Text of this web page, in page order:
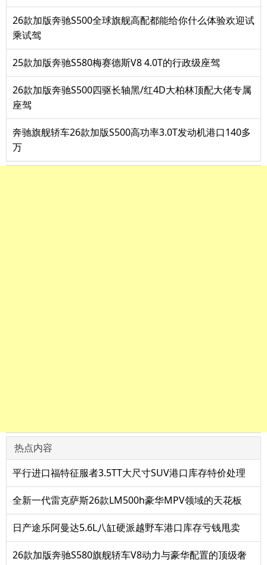
26款加版奔驰S500全球旗舰高配都能给你什么体验欢迎试
乘试驾
25款加版奔驰S580梅赛德斯V8 4.0T的行政级座驾
26款加版奔驰S500四驱长轴黑/红4D大柏林顶配大佬专属
座驾
奔驰旗舰轿车26款加版S500高功率3.0T发动机港口140多
万
热点内容
平行进口福特征服者3.5TT大尺寸SUV港口库存特价处理
全新一代雷克萨斯26款LM500h豪华MPV领域的天花板
日产途乐阿曼达5.6L八缸硬派越野车港口库存亏钱甩卖
26款加版奔驰S580旗舰轿车V8动力与豪华配置的顶级奢